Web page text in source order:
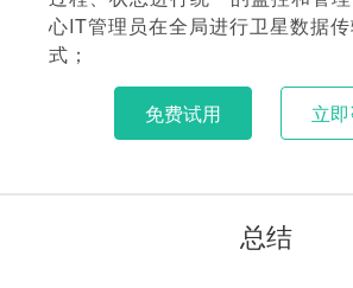
心IT管理员在全局进行卫星数据
式；
免费试用 立
总结